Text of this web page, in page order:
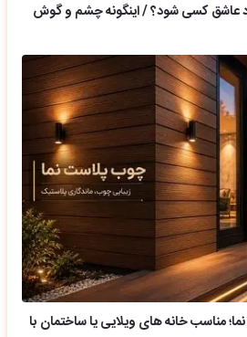
عاشق کسی شود؟ / اینگونه چشم و گوش
مناسب خانه های ویلایی یا ساختمان با